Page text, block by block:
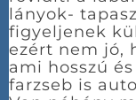
lányok-
figyeljenek
ezért nem jó,
ami hosszú
farzseb is